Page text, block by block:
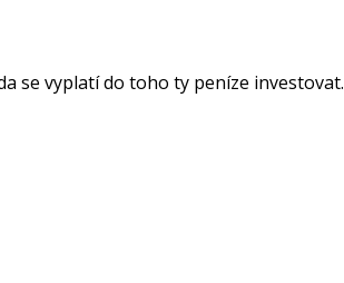
se vyplatí do toho ty peníze investovat.